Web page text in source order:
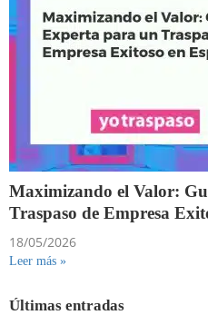
Maximizando el Valor:
Traspaso de Empresa
18/05/2026
Leer más »
Últimas entradas